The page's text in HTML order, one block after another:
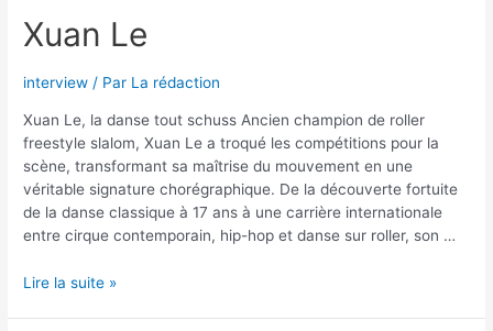
Xuan Le
interview / Par La rédaction
Xuan Le, la danse tout schuss Ancien champion de roller
freestyle slalom, Xuan Le a troqué les compétitions pour la
scène, transformant sa maîtrise du mouvement en une
véritable signature chorégraphique. De la découverte fortuite
de la danse classique à 17 ans à une carrière internationale
entre cirque contemporain, hip-hop et danse sur roller, son …
Xuan
Lire la suite »